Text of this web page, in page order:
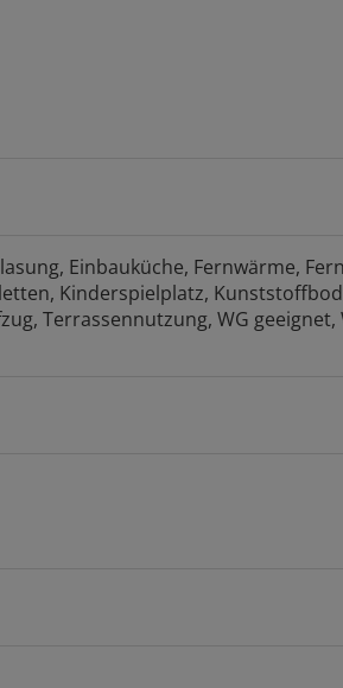
Einbauküche Fernwärme
Kinderspielplatz
Terrassennutzung WG geeignet